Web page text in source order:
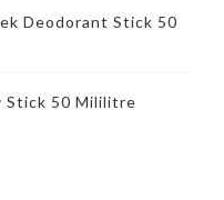
Deodorant Stick 50
Stick 50 Mililitre